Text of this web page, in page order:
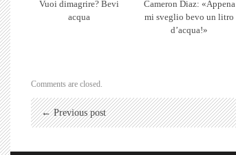
Vuoi dimagrire? Bevi
acqua
Cameron Diaz: «Appena
mi sveglio bevo un litro
d’acqua!»
Comments are closed.
← Previous post